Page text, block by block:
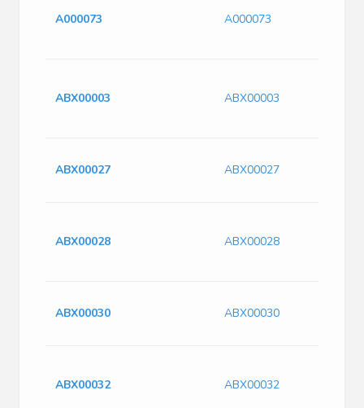
A000073 A000073
ABX00003 ABX00003
ABX00027 ABX00027
ABX00028 ABX00028
ABX00030 ABX00030
ABX00032 ABX00032